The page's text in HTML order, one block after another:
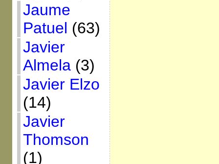
Jaume
Patuel (63)
Javier
Almela(3)
Javier Elzo
(14)
Javier
Thomson
(1)